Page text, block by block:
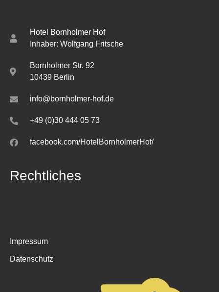
Hotel Bornholmer Hof
Inhaber: Wolfgang Fritsche
Bornholmer Str. 92
10439 Berlin
info@bornholmer-hof.de
+49 (0)30 444 05 73
facebook.com/HotelBornholmerHof/
Rechtliches
Impressum
Datenschutz